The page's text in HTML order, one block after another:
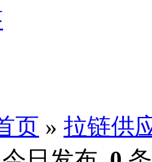
页 » 拉链供